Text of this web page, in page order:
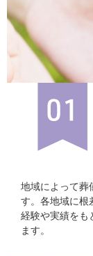
地域によって葬
す。各地域に根
経験や実績をも
ます。